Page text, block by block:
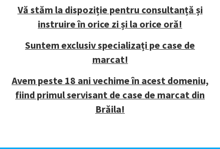
Vă stăm la dispoziție pentru consultanță și
instruire în orice zi și la orice oră!
Suntem exclusiv specializați pe case de
marcat!
Avem peste 18 ani vechime în acest domeniu,
fiind primul servisant de case de marcat din
Brăila!